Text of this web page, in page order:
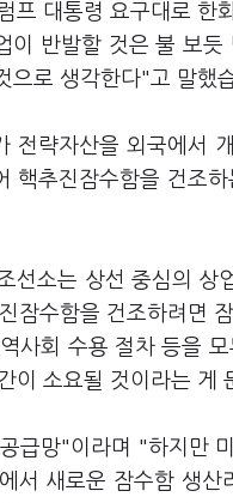
프 대통령 요구대로 한
반발할 것은 불 보듯
으로 생각한다"고 말했
전략자산을 외국에서
핵추진잠수함을 건조
선소는 상선 중심의 상
잠수함을 건조하려면
사회 수용 절차 등을
소요될 것이라는 게
급망"이라며 "하지만
서 새로운 잠수함 생